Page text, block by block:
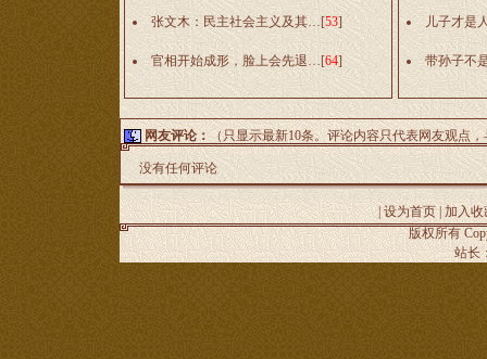
张文木：民主社会主义及其… [53]
官相开始成形，脸上会先退… [64]
儿子才是
带孙子不
网友评论：（只显示最新10条。评论内容只代表网友观点
没有任何评论
|设为首页|加入收
版权所有
站长：